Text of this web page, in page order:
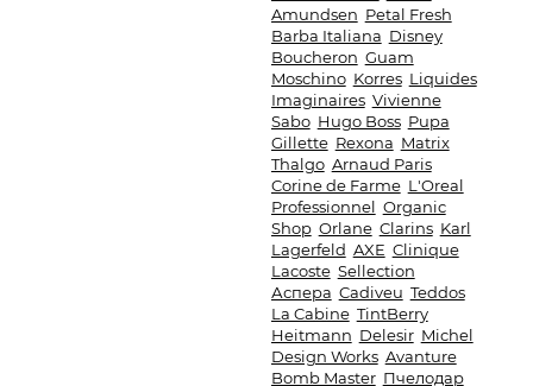
Amundsen Petal Fresh
Barba Italiana Disney
Boucheron Guam
Moschino Korres Liquides
Imaginaires Vivienne
Sabo Hugo Boss Pupa
Gillette Rexona Matrix
Thalgo Arnaud Paris
Corine de Farme L'Oreal
Professionnel Organic
Shop Orlane Clarins Karl
Lagerfeld AXE Clinique
Lacoste Sellection
Аспера Cadiveu Teddos
La Cabine TintBerry
Heitmann Delesir Michel
Design Works Avanture
Bomb Master Пчелодар